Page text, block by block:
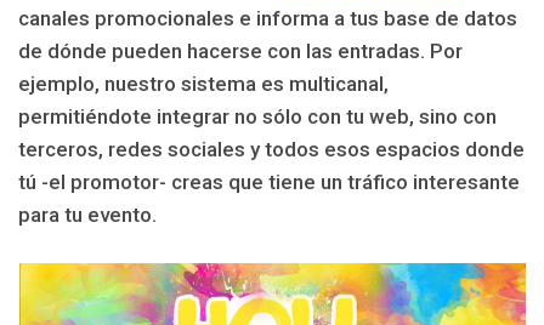
canales promocionales e informa a tus base de datos
de dónde pueden hacerse con las entradas. Por
ejemplo, nuestro sistema es multicanal,
permitiéndote integrar no sólo con tu web, sino con
terceros, redes sociales y todos esos espacios donde
tú -el promotor- creas que tiene un tráfico interesante
para tu evento.